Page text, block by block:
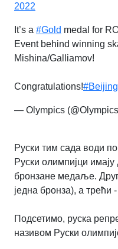
2022
It’s a #Gold medal for
Event behind winning
Mishina/Galliamov!
Congratulations!
— Olympics
Руски тим сада води
Руски олимпијци
бронзане медаље.
једна бронза), а
Подсетимо, руска
називом Руски
.